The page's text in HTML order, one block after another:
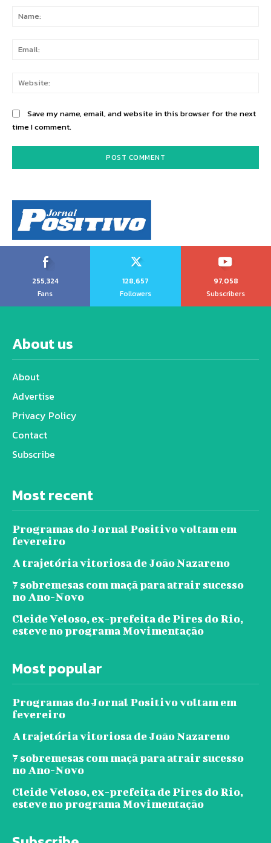
Save my name, email, and website in this browser for the next
time I comment.
255,324
Fans
128,657
Followers
97,058
Subscribers
About us
About
Advertise
Privacy Policy
Contact
Subscribe
Most recent
Programas do Jornal Positivo voltam em
fevereiro
A trajetória vitoriosa de João Nazareno
7 sobremesas com maçã para atrair sucesso
no Ano-Novo
Cleide Veloso, ex-prefeita de Pires do Rio,
esteve no programa Movimentação
Most popular
Programas do Jornal Positivo voltam em
fevereiro
A trajetória vitoriosa de João Nazareno
7 sobremesas com maçã para atrair sucesso
no Ano-Novo
Cleide Veloso, ex-prefeita de Pires do Rio,
esteve no programa Movimentação